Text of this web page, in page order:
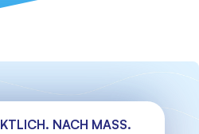
NACH MASS.